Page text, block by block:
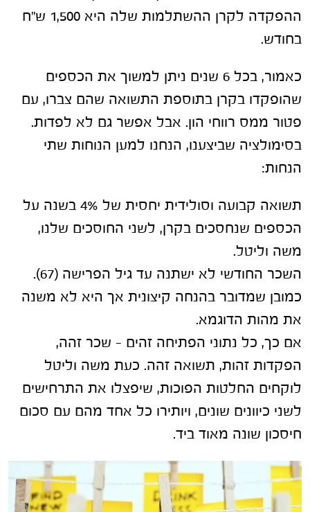
ההפקדה לקרן ההשתלמות שלה היא 1,500 ש"ח
בחודש.
כאמור, בכל 6 שנים ניתן למשוך את הכספים
שהופקדו בקרן בתוספת התשואה שהם צברו, עם
פטור ממס רווחי הון. אבל אפשר גם לא לפדות.
בסימולציה שביצענו, הנחנו למען הנוחות שתי
הנחות:
תשואה קבועה וסולידית יחסית של 4% בשנה על
הכספים שנחסכים בקרן, לשני החוסכים שלנו,
משה וליטל.
השכר החודשי לא ישתנה עד גיל הפרישה (67).
כמובן שמדובר בהנחה קיצונית אך היא לא משנה
את מהות הדוגמא.
אם כך, כל נתוני הפתיחה זהים – שכר זהה,
הפקדות זהות, תשואה זהה. כעת משה וליטל
לוקחים החלטות הפוכות, שיפצלו את התרחישים
לשני כיוונים שונים, ויותירו כל אחד מהם עם סכום
חיסכון שונה מאוד ביד.